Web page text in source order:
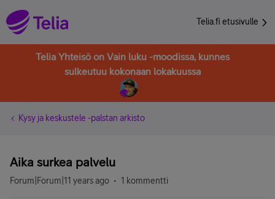
Telia.fi etusivulle
Telia Yhteisö on Vain luku -moodissa, kunnes
sulkeutuu kokonaan lokakuussa
Kysy ja keskustele -palstan arkisto
Aika surkea palvelu
Forum|Forum|11 years ago 1 kommentti